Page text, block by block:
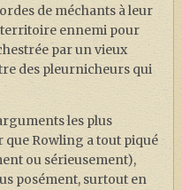
de méchants à leur
ennemi pour
par un vieux
des pleurnicheurs qui
les plus
Rowling a tout piqué
ou sérieusement),
posément, surtout en